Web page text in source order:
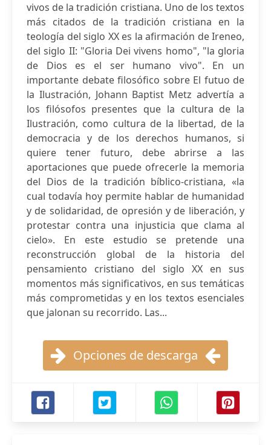
vivos de la tradición cristiana. Uno de los textos
más citados de la tradición cristiana en la
teología del siglo XX es la afirmación de Ireneo,
del siglo II: "Gloria Dei vivens homo", "la gloria
de Dios es el ser humano vivo". En un
importante debate filosófico sobre El futuo de
la Ilustración, Johann Baptist Metz advertía a
los filósofos presentes que la cultura de la
Ilustración, como cultura de la libertad, de la
democracia y de los derechos humanos, si
quiere tener futuro, debe abrirse a las
aportaciones que puede ofrecerle la memoria
del Dios de la tradición bíblico-cristiana, «la
cual todavía hoy permite hablar de humanidad
y de solidaridad, de opresión y de liberación, y
protestar contra una injusticia que clama al
cielo». En este estudio se pretende una
reconstrucción global de la historia del
pensamiento cristiano del siglo XX en sus
momentos más significativos, en sus temáticas
más comprometidas y en los textos esenciales
que jalonan su recorrido. Las...
Opciones de descarga